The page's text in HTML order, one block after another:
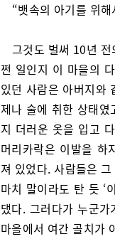
“뱃속의 아기를 위
그것도 벌써 10년
쩐 일인지 이 마을의
있던 사람은 아버지와
제나 술에 취한 상태
지 더러운 옷을 입고
머리카락은 이발을 하
져 있었다. 사람들은 그
마치 말이라도 탄 듯 ‘
댔다. 그러다가 누군
마을에서 여간 골치가